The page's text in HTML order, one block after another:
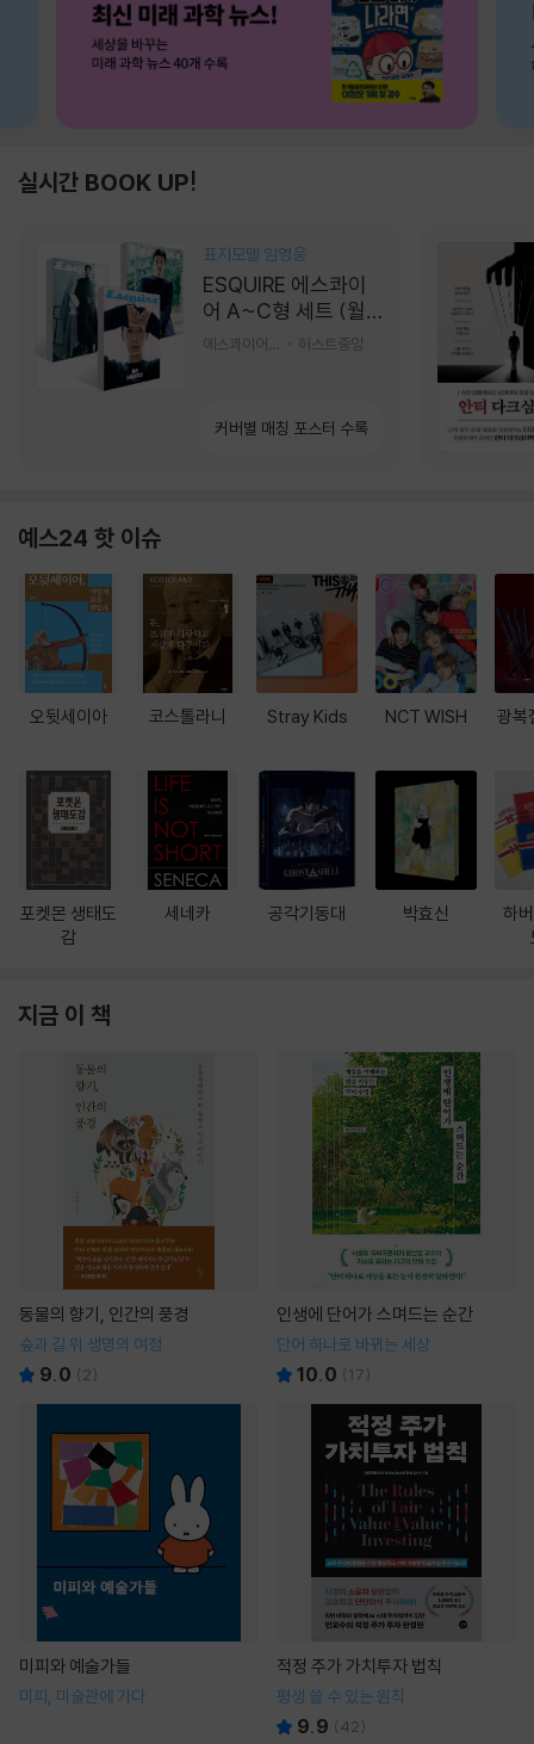
실시간 BOOK UP!
표지모델 임영웅
ESQUIRE 에스콰이
어 A~C형 세트 (월
간) : 9월 [2026]
허스트중앙
커버별 매칭 포스터 수록
예스24 핫 이슈
오뒷세이아
포켓몬 생태도
감
코스톨라니
세네카
Stray Kids
공각기동대
NCT WISH
박효신
광복
하
지금 이 책
동물의 향기, 인간의 풍경
숲과 길 위 생명의 여정
9.0 ( 2)
인생에 단어가 스며드는 순간
단어 하나로 바뀌는 세상
10.0 (17)
미피와 예술가들
미피, 미술관에 가다
적정 주가 가치투자 법칙
평생 쓸 수 있는 원칙
9.9 (42)